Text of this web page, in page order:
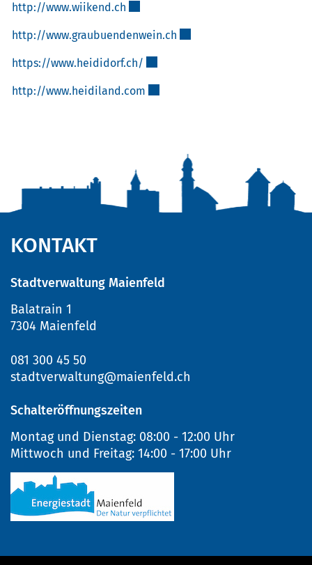
http://www.wiikend.ch
http://www.graubuendenwein.ch
https://www.heididorf.ch/
http://www.heidiland.com
KONTAKT
Stadtverwaltung Maienfeld
Balatrain 1
7304 Maienfeld
081 300 45 50
stadtverwaltung@maienfeld.ch
Schalteröffnungszeiten
Montag und Dienstag: 08:00 - 12:00 Uhr
Mittwoch und Freitag: 14:00 - 17:00 Uhr